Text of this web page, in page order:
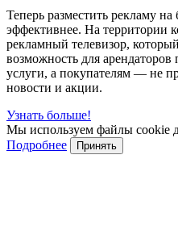
Теперь разместить рекламу
эффективнее. На территории
рекламный телевизор,
возможность для арендаторов
услуги, а покупателям — не
новости и акции.
Узнать больше!
Мы используем файлы cookie
Подробнее
Принять